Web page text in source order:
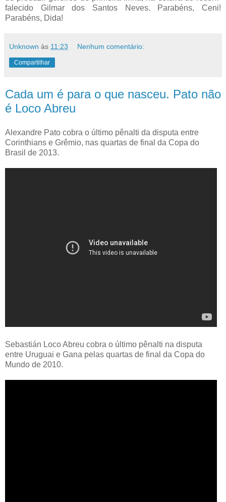
falecido Gilmar dos Santos Neves. Parabéns, Ceni!
Parabéns, Dida!
Unknown às 11:23 Nenhum comentário:
Compartilhar
Cada um é para o que nasceu. Pato não
é Loco Abreu
Alexandre Pato cobra o último pênalti da disputa entre
Corinthians e Grêmio, nas quartas de final da Copa do
Brasil de 2013.
Sebastián Loco Abreu cobra o último pênalti na disputa
entre Uruguai e Gana pelas quartas de final da Copa do
Mundo de 2010.